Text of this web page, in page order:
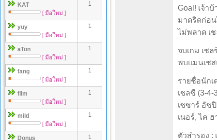
KAT
[ มือใหม่ ]
1
yuy
[ มือใหม่ ]
1
aTon
[ มือใหม่ ]
1
fang
[ มือใหม่ ]
1
film
[ มือใหม่ ]
1
mild
[ มือใหม่ ]
1
Donus
1
Goal! เจ้า
มาดริดก่อน
ไม่พลาด เ
จบเกม เช
พบแมนเชส
รายชื่อนัก
เชลซี (3-4-
เซซาร์ อัซ
เนอร์, ไค
ตัวสำรอง :